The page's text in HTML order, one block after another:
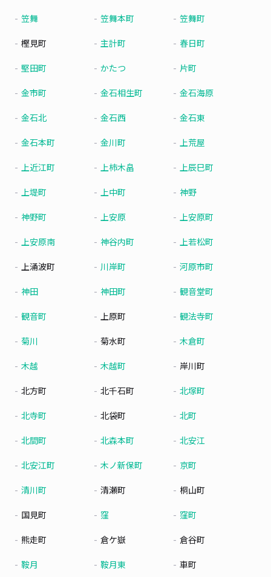
笠舞 笠舞本町 笠舞町
樫見町 主計町 春日町
堅田町 かたつ 片町
金市町 金石相生町 金石海原
金石北 金石西 金石東
金石本町 金川町 上荒屋
上近江町 上柿木畠 上辰巳町
上堤町 上中町 神野
神野町 上安原 上安原町
上安原南 神谷内町 上若松町
上涌波町 川岸町 河原市町
神田 神田町 観音堂町
観音町 上原町 観法寺町
菊川 菊水町 木倉町
木越 木越町 岸川町
北方町 北千石町 北塚町
北寺町 北袋町 北町
北間町 北森本町 北安江
北安江町 木ノ新保町 京町
清川町 清瀬町 桐山町
国見町 窪 窪町
熊走町 倉ケ嶽 倉谷町
鞍月 鞍月東 車町